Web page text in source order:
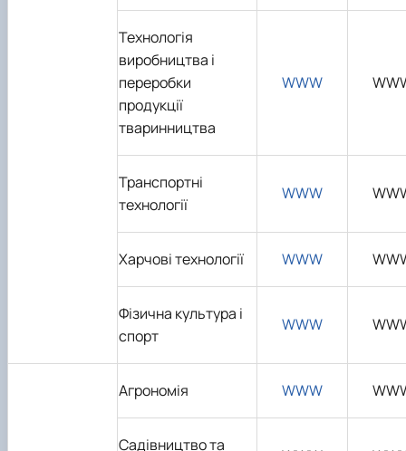
Технологія
виробництва і
переробки
продукції
тваринництва
WWW
Транспортні
технології
WWW
Харчові технології WWW
Фізична культура і
спорт
WWW
Агрономія WWW
Садівництво та